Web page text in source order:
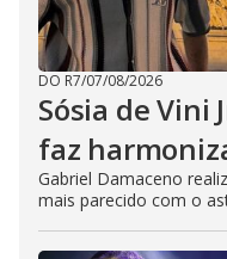
DO R7/07/08/2026
Sósia de Vini
faz
Gabriel Damaceno
mais parecido com o